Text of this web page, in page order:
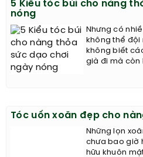
5 Kiểu tóc búi cho nàng
nóng
Nhưng có
không thể đội
không biết
già đi mà còn
Tóc uốn xoăn đẹp cho
Những lọn
chưa bao giờ
hữu khuôn